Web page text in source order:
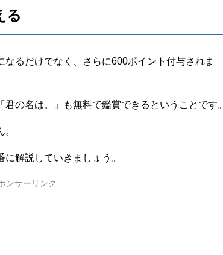
る
るだけでなく、さらに600ポイント付与されま
の名は。」も無料で鑑賞できるということです。
解説していきましょう。
ンサーリンク